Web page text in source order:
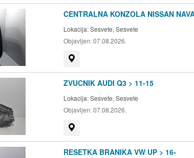
CENTRALNA KONZOLA NISSAN
Lokacija:Sesvete, Sesvete
Objavljen:07.08.2026.
ZVUCNIK AUDI Q3 > 11-15
Lokacija:Sesvete, Sesvete
Objavljen:07.08.2026.
RESETKA BRANIKA VW UP > 16-